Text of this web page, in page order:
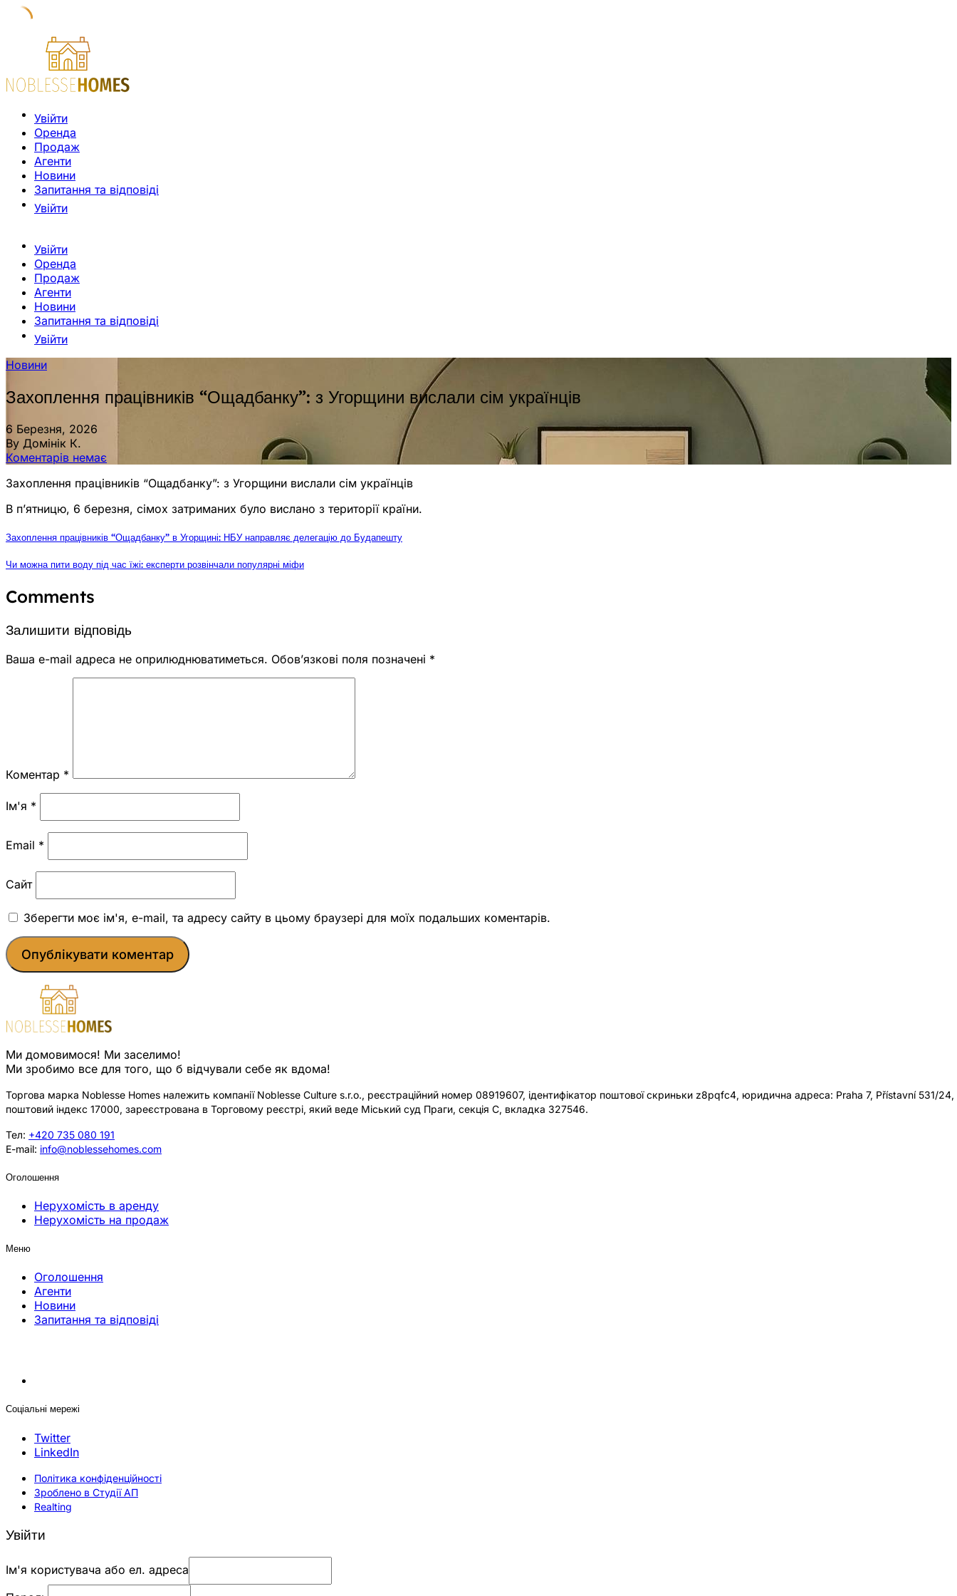
Увійти
Оренда
Продаж
Агенти
Новини
Запитання та відповіді
Увійти
Увійти
Оренда
Продаж
Агенти
Новини
Запитання та відповіді
Увійти
Новини
Захоплення працівників “Ощадбанку”: з Угорщини вислали сім українців
6 Березня, 2026
By Домінік К.
Коментарів немає
Захоплення працівників “Ощадбанку”: з Угорщини вислали сім українців
В п’ятницю, 6 березня, сімох затриманих було вислано з території країни.
Захоплення працівників “Ощадбанку” в Угорщині: НБУ направляє делегацію до Будапешту
Чи можна пити воду під час їжі: експерти розвінчали популярні міфи
Comments
Залишити відповідь
Ваша e-mail адреса не оприлюднюватиметься. Обов’язкові поля позначені *
Коментар *
Ім'я *
Email *
Сайт
Зберегти моє ім'я, e-mail, та адресу сайту в цьому браузері для моїх подальших коментарів.
Ми домовимося! Ми заселимо!
Ми зробимо все для того, що б відчували себе як вдома!
Торгова марка Noblesse Homes належить компанії Noblesse Culture s.r.o., реєстраційний номер 08919607, ідентифікатор поштової скриньки z8pqfc4, юридична адреса: Praha 7, Přístavní 531/24,
поштовий індекс 17000, зареєстрована в Торговому реєстрі, який веде Міський суд Праги, секція C, вкладка 327546.
Тел: +420 735 080 191
E-mail: info@noblessehomes.com
Оголошення
Нерухомість в аренду
Нерухомість на продаж
Меню
Оголошення
Агенти
Новини
Запитання та відповіді
Соціальні мережі
Twitter
LinkedIn
Політика конфіденційності
Зроблено в Студії АП
Realting
Увійти
Ім'я користувача або ел. адреса